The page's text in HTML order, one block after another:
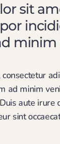
sit
minim
ad minim
aute
sint